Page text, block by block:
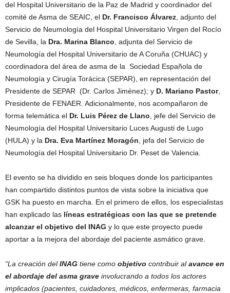
del Hospital Universitario de la Paz de Madrid y coordinador del
comité de Asma de SEAIC, el Dr. Francisco Álvarez , adjunto del
Servicio de Neumología del Hospital Universitario Virgen del Rocío
de Sevilla, la Dra. Marina Blanco , adjunta del Servicio de
Neumología del Hospital Universitario de A Coruña (CHUAC) y
coordinadora del área de asma de la Sociedad Española de
Neumología y Cirugía Torácica (SEPAR), en representación del
Presidente de SEPAR (Dr. Carlos Jiménez); y D. Mariano Pastor,
Presidente de FENAER. Adicionalmente, nos acompañaron de
forma telemática el Dr. Luis Pérez de Llano , jefe del Servicio de
Neumología del Hospital Universitario Luces Augusti de Lugo
(HULA) y la Dra. Eva Martínez Moragón , jefa del Servicio de
Neumología del Hospital Universitario Dr. Peset de Valencia.
El evento se ha dividido en seis bloques donde los participantes
han compartido distintos puntos de vista sobre la iniciativa que
GSK ha puesto en marcha. En el primero de ellos, los especialistas
han explicado las líneas estratégicas con las que se pretende
alcanzar el objetivo del INAG y lo que este proyecto puede
aportar a la mejora del abordaje del paciente asmático grave.
“La creación delINAG tiene como objetivo contribuir alavance en
el abordaje del asma grave involucrando a todos los actores
implicados (pacientes, cuidadores, médicos, enfermeras, farmacia